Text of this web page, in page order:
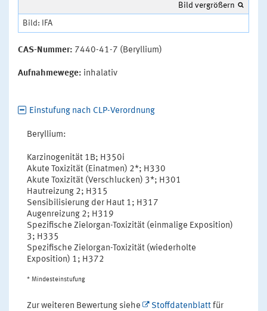
Bild vergrößern
Bild: IFA
CAS-Nummer: 7440-41-7 (Beryllium)
Aufnahmewege: inhalativ
Einstufung nach CLP-Verordnung
Beryllium:
Karzinogenität 1B; H350i
Akute Toxizität (Einatmen) 2*; H330
Akute Toxizität (Verschlucken) 3*; H301
Hautreizung 2; H315
Sensibilisierung der Haut 1; H317
Augenreizung 2; H319
Spezifische Zielorgan-Toxizität (einmalige Exposition)
3; H335
Spezifische Zielorgan-Toxizität (wiederholte
Exposition) 1; H372
* Mindesteinstufung
Zur weiteren Bewertung siehe Stoffdatenblatt für